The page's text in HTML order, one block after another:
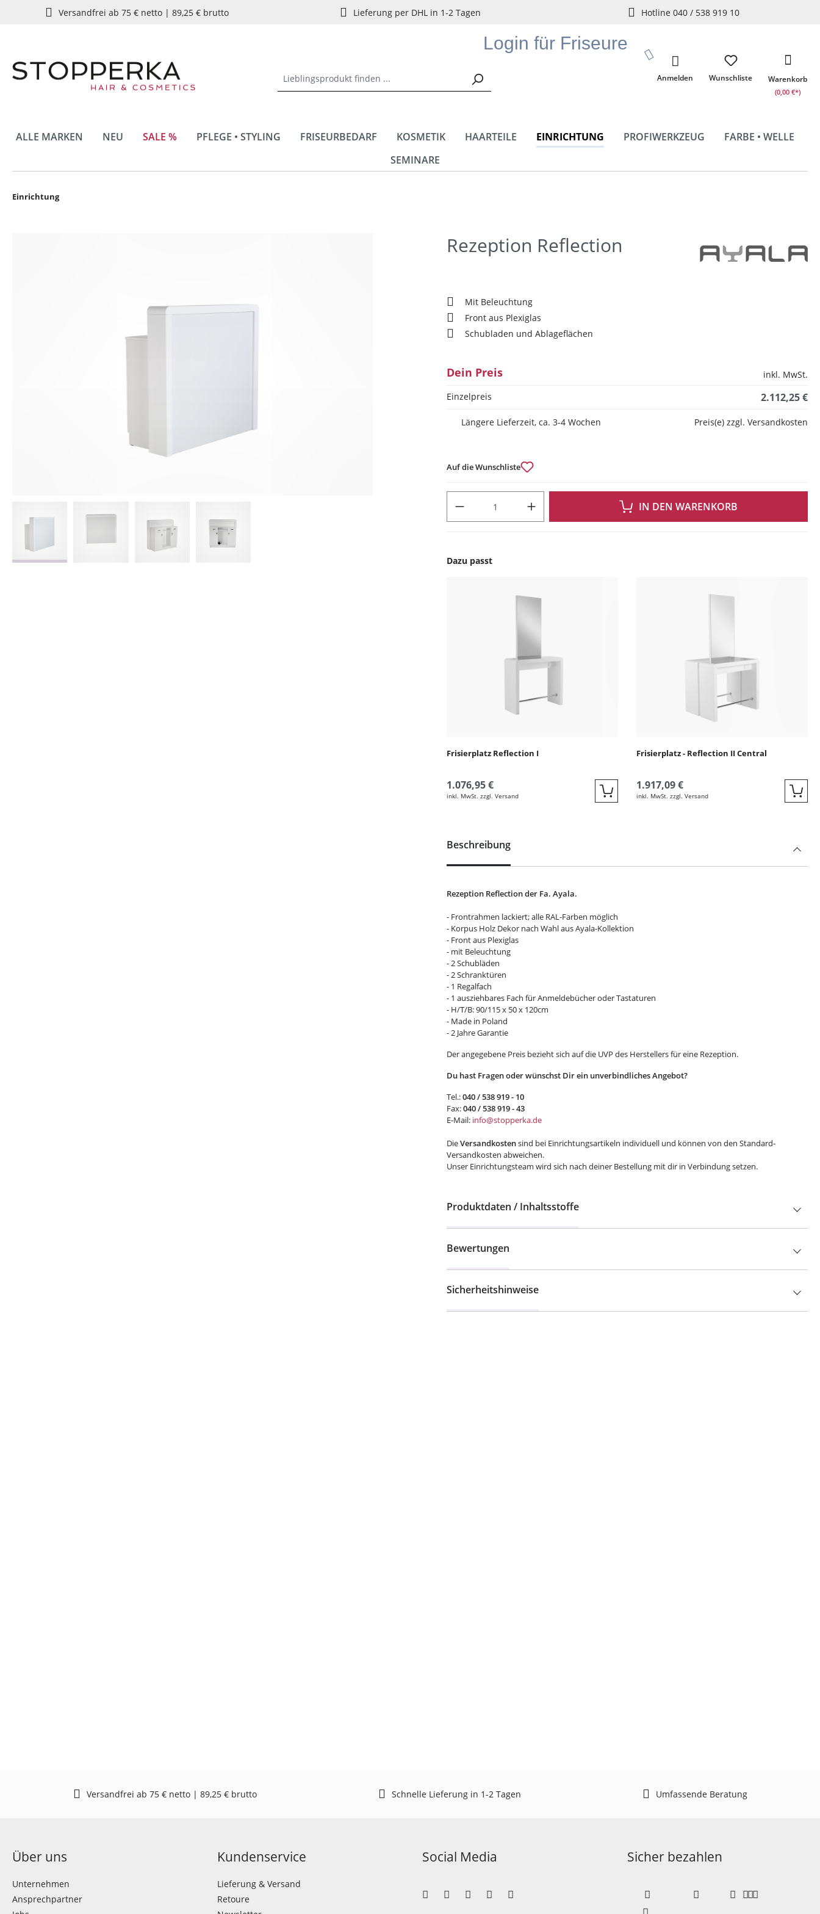
Zur Hauptnavigation springen
Versandfrei ab 75 € netto | 89,25 € brutto Lieferung per DHL in 1-2 Tagen Hotline 040 / 538 919 10
Login für Friseure
Wunschliste
Anmelden Warenkorb
(0,00 €*)
ALLE MARKEN NEU SALE % PFLEGE • STYLING FRISEURBEDARF KOSMETIK HAARTEILE EINRICHTUNG PROFIWERKZEUG
FARBE • WELLE
SEMINARE
Einrichtung
Rezeption Reflection
Front aus Plexiglas
Schubladen und Ablageflächen
Einzelpreis
2.112,25 €
Preis(e) zzgl. Versandkosten
IN DEN WARENKORB
Produktgalerie überspringen
inkl. MwSt. zzgl. Versand Quickbuyinkl. MwSt. zzgl. Versand
- Frontrahmen lackiert; alle RAL-Farben möglich
- Korpus Holz Dekor nach Wahl aus Ayala-Kollektion
- Front aus Plexiglas
- mit Beleuchtung
- 2 Schubläden
- 2 Schranktüren
- 1 Regalfach
- 1 ausziehbares Fach für Anmeldebücher oder Tastaturen
- H/T/B: 90/115 x 50 x 120cm
- Made in Poland
- 2 Jahre Garantie
Der angegebene Preis bezieht sich auf die UVP des Herstellers für eine Rezeption.
Du hast Fragen oder wünschst Dir ein unverbindliches Angebot?
Tel.:040 / 538 919 - 10
Fax: 040 / 538 919 - 43
E-Mail:info@stopperka.de
Versandkosten
Versandkosten abweichen.
Unser Einrichtungsteam wird sich nach deiner Bestellung mit dir in Verbindung setzen.
Bewertungen
Sicherheitshinweise
Ansprechpartner
Jobs
Retoure
Newsletter